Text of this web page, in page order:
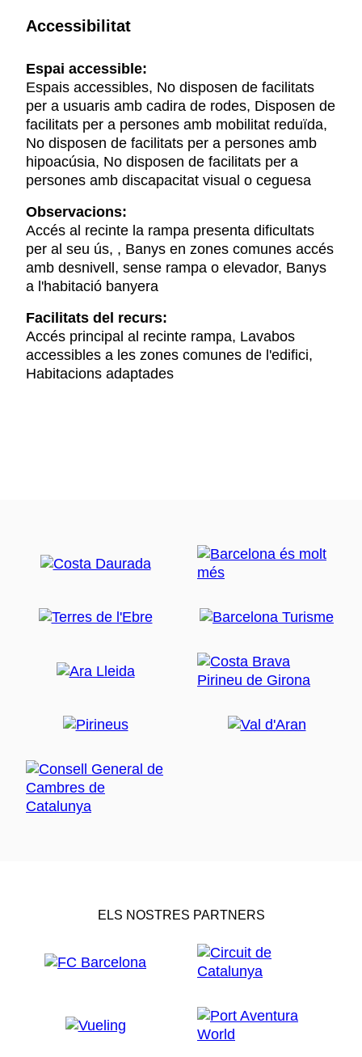
Accessibilitat
Espai accessible:
Espais accessibles, No disposen de facilitats
per a usuaris amb cadira de rodes, Disposen de
facilitats per a persones amb mobilitat reduïda,
No disposen de facilitats per a persones amb
hipoacúsia, No disposen de facilitats per a
persones amb discapacitat visual o ceguesa
Observacions:
Accés al recinte la rampa presenta dificultats
per al seu ús, , Banys en zones comunes accés
amb desnivell, sense rampa o elevador, Banys
a l'habitació banyera
Facilitats del recurs:
Accés principal al recinte rampa, Lavabos
accessibles a les zones comunes de l'edifici,
Habitacions adaptades
ELS NOSTRES PARTNERS